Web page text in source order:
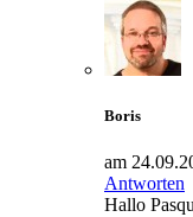
Boris
am
Antworten
Hallo